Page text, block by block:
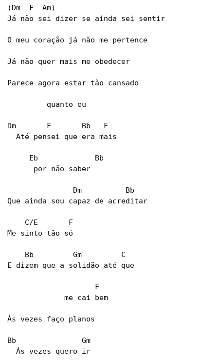
(Dm  F  Am)
Já não sei dizer se ainda sei sentir
O meu coração já não me pertence
Já não quer mais me obedecer
Parece agora estar tão cansado
         quanto eu
Dm       F       Bb   F
  Até pensei que era mais
     Eb             Bb
      por não saber
               Dm          Bb
Que ainda sou capaz de acreditar
    C/E       F
Me sinto tão só
    Bb         Gm         C
E dizem que a solidão até que
                    F
             me cai bem
Às vezes faço planos
Bb               Gm
  Às vezes quero ir